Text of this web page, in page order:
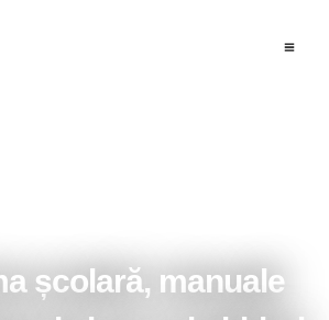
școlară, manuale